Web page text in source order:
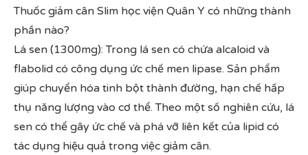
Thuốc giảm cân Slim học viện Quân Y có những thành
phần nào?
Lá sen (1300mg): Trong lá sen có chứa alcaloid và
flabolid có công dụng ức chế men lipase. Sản phẩm
giúp chuyển hóa tinh bột thành đường, hạn chế hấp
thụ năng lượng vào cơ thể. Theo một số nghiên cứu, lá
sen có thể gây ức chế và phá vỡ liên kết của lipid có
tác dụng hiệu quả trong việc giảm cân.